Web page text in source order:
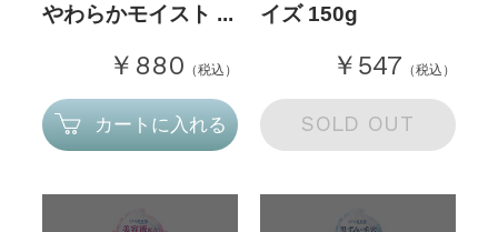
やわらかモイスト ...
￥880 （税込）
カートに入れる
イズ 150g
￥547 （税込）
SOLD OUT